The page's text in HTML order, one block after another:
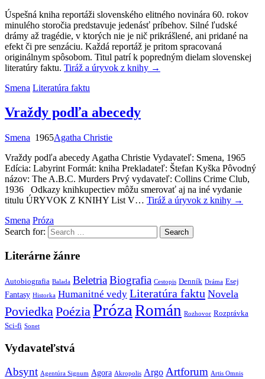
Úspešná kniha reportáži slovenského elitného novinára 60. rokov
minulého storočia predstavuje jedenásť príbehov. Silné ľudské
drámy až tragédie, v ktorých nie je nič prikrášlené, ani pridané na
efekt či pre senzáciu. Každá reportáž je pritom spracovaná
originálnym spôsobom. Titul patrí k popredným dielam slovenskej
literatúry faktu. Tiráž a úryvok z knihy →
Smena Literatúra faktu
Vraždy podľa abecedy
Smena 1965Agatha Christie
Vraždy podľa abecedy Agatha Christie Vydavateľ: Smena, 1965
Edícia: Labyrint Formát: kniha Prekladateľ: Štefan Kyška Pôvodný
názov: The A.B.C. Murders Prvý vydavateľ: Collins Crime Club,
1936 Odkazy knihkupectiev môžu smerovať aj na iné vydanie
titulu ÚRYVOK Z KNIHY List V… Tiráž a úryvok z knihy →
Smena Próza
Search for:
Literárne žánre
Autobiografia Balada BeletriaBiografia Cestopis Denník Dráma Esej
Fantasy Historka Humanitné vedy Literatúra faktu Novela
Poviedka Poézia Próza Román Rozhovor Rozprávka
Sci-fi Sonet
Vydavateľstvá
Absynt Agentúra Signum Agora Akropolis Argo Artforum Artis Omnis